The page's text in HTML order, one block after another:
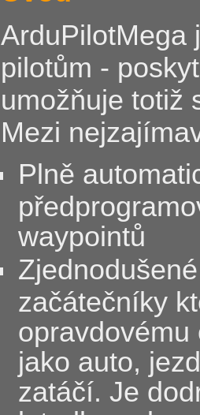
ArduPilotMega
pilotům -
umožňuje totiž
Mezi
Plně
waypointů
začátečníky
jako auto,
zatáčí. Je